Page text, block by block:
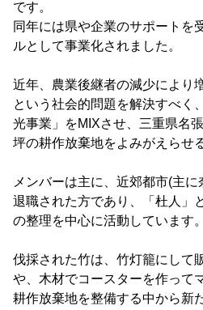
です。
同年には県や企業のサポートを
ルとして事業化されました。
近年、農業後継者の減少により
という社会的問題を解決すべく
光事業」をMIXさせ、三重県名
坪の耕作放棄地をよみがえらせ
メンバーは主に、近郊都市(主
退職された方であり、「杜人」
の整理を中心に活動しています。
伐採された竹は、竹灯籠にして
や、木材でコースターを作って
耕作放棄地を整備する中から新